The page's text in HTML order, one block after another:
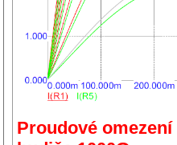
Proudové